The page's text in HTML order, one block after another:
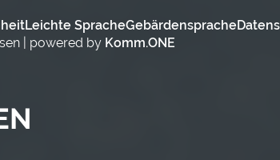
Leichte SpracheGebärdensprache
| powered by Komm.ONE